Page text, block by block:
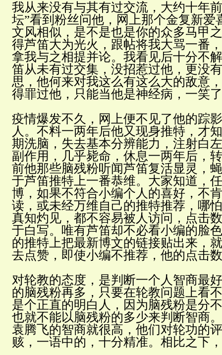
我从来没有与其有过交流，大约十年
坛”看到粉丝问他，网上那个金复新爱
文风相似，是不是也是你的众多马甲
得芦笛大为光火，跟帖将我大骂一番
拿我与之相提并论。我看见后十分不
笛从未有过交集，没招惹过他，更没
思，他何来对我这么有这么大的敌意
得罪过他，只能当他是神经病，一笑
疫情爆发不久，网上便不见了他的踪
人。不料一两年后他又现身推特，才
期洗脑，失去基本分辨能力，注射白
副作用，几乎毙命，休息一两年后，
前他那些脑残粉听闻芦笛复活显灵，
于芦笛推特上一番恭维。大家知道，
博，如果不符合小编个人的喜好，不
读，或未经万维自己的推特推荐，哪
真知灼见，都不容易被人访问，点击
于白写。唯有芦笛却不必看小编的脸
的推特上把最新博文的链接贴出来，
去点赞，即使小编不推荐，他的点击
对轮教的态度，是判断一个人智商最
的脑残粉再多，只要在轮教问题上看
是个正直的明白人，因为脑残粉是分
也就不能以脑残粉的多少来判断智商
袁腾飞的智商就很高，他们对轮功的
赅，一语中的，十分精准。相比之下